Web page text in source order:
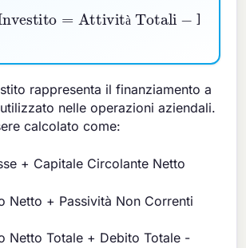
à
Investito=
−Passività Correnti
rappresenta il finanziamento a
nelle operazioni aziendali.
calcolato come:
+ Capitale Circolante Netto
Netto + Passività Non Correnti
Netto Totale + Debito Totale -